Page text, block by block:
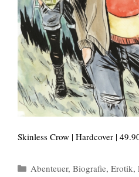
Skinless Crow | Hardcover |
Kategorien
Abenteuer, Biografie, Erotik,